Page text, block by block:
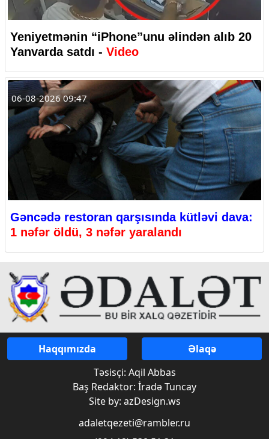
Yeniyetmənin “iPhone”unu əlindən alıb 20
Yanvarda satdı - Video
06-08-2026 09:47
Gəncədə restoran qarşısında kütləvi dava:
1 nəfər öldü, 3 nəfər yaralandı
Haqqımızda
Əlaqə
Təsisçi: Aqil Abbas
Baş Redaktor: İradə Tuncay
Site by: azDesign.ws
adaletqezeti@rambler.ru